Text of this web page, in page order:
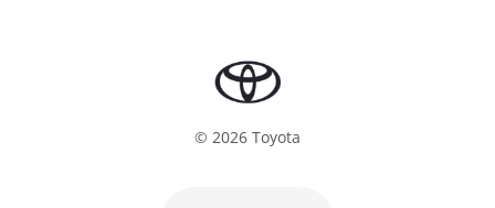
© 2026 Toyota